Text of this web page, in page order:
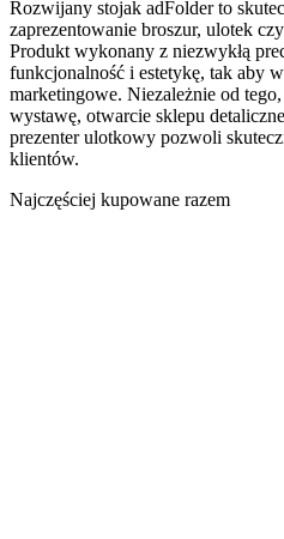
Rozwijany stojak adFolder to
zaprezentowanie broszur, ulotek
Produkt wykonany z niezwykłą
funkcjonalność i estetykę, tak aby
marketingowe. Niezależnie od
wystawę, otwarcie sklepu
prezenter ulotkowy pozwoli
klientów.
Najczęściej kupowane razem